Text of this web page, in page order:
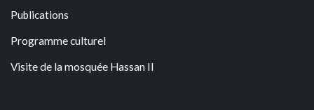
Publications
Programme culturel
Visite de la mosquée Hassan II